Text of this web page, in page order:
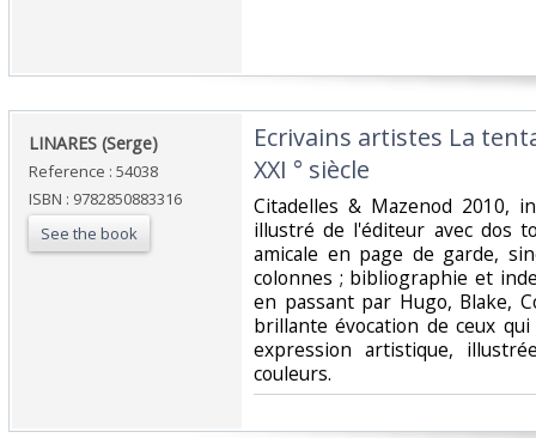
‎LINARES (Serge)‎
Reference : 54038
ISBN : 9782850883316
See the book
‎Ecrivains artistes La
XXI ° siècle‎
‎Citadelles & Mazenod 2010,
illustré de l'éditeur avec dos
amicale en page de garde,
colonnes ; bibliographie et
en passant par Hugo, Blake,
brillante évocation de ceux
expression artistique,
couleurs.‎